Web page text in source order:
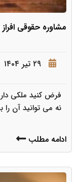
مشاوره حقوقی
۲۹ تیر ۱۴۰۴
فرض کنید ملکی
نه می توانید آن را
ادامه مطلب